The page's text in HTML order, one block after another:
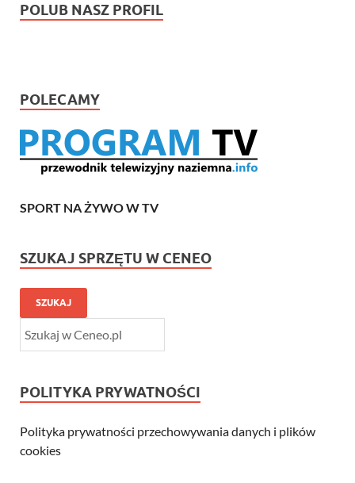
POLUB NASZ PROFIL
POLECAMY
SPORT NA ŻYWO W TV
SZUKAJ SPRZĘTU W CENEO
SZUKAJ
POLITYKA PRYWATNOŚCI
Polityka prywatności przechowywania danych i plików
cookies